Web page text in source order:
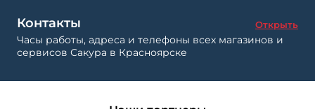
Контакты Открыть
Часы работы, адреса и телефоны всех магазинов и
сервисов Сакура в Красноярске